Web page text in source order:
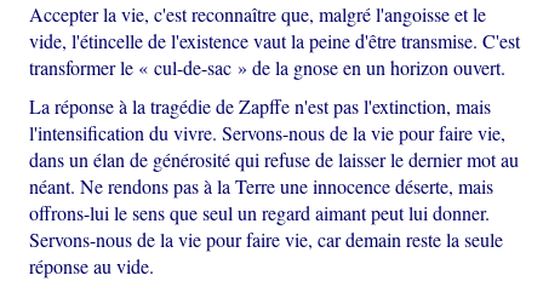
Accepter la vie, c'est reconnaître que, malgré l'angoisse et le
vide, l'étincelle de l'existence vaut la peine d'être transmise. C'est
transformer le « cul-de-sac » de la gnose en un horizon ouvert.
La réponse à la tragédie de Zapffe n'est pas l'extinction, mais
l'intensification du vivre. Servons-nous de la vie pour faire vie,
dans un élan de générosité qui refuse de laisser le dernier mot au
néant. Ne rendons pas à la Terre une innocence déserte, mais
offrons-lui le sens que seul un regard aimant peut lui donner.
Servons-nous de la vie pour faire vie, car demain reste la seule
réponse au vide.